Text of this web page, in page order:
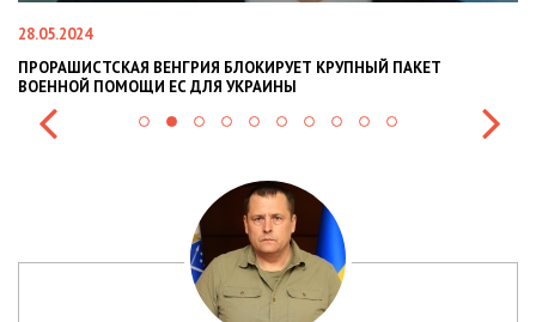
28.05.2024
ПРОРАШИСТСКАЯ ВЕНГРИЯ БЛОКИРУЕТ КРУПНЫЙ ПАКЕТ
ВОЕННОЙ ПОМОЩИ ЕС ДЛЯ УКРАИНЫ